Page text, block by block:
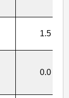
1.5
0.0